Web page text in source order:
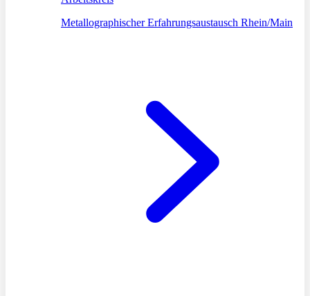
Metallographischer Erfahrungsaustausch Rhein/Main